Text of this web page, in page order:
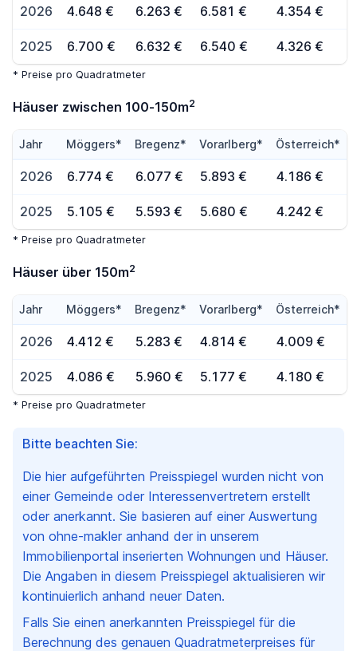
Bitte beachten Sie:
Die hier aufgeführten Preisspiegel wurden nicht von
einer Gemeinde oder Interessenvertretern erstellt
oder anerkannt. Sie basieren auf einer Auswertung
von ohne-makler anhand der in unserem
Immobilienportal inserierten Wohnungen und Häuser.
Die Angaben in diesem Preisspiegel aktualisieren wir
kontinuierlich anhand neuer Daten.
Falls Sie einen anerkannten Preisspiegel für die
Berechnung des genauen Quadratmeterpreises für
2026 4.648 € 6.263 € 6.581 € 4.354 €
2025 6.700 € 6.632 € 6.540 € 4.326 €
* Preise pro Quadratmeter
Häuser zwischen 100-150m2
Jahr Möggers* Bregenz* Vorarlberg* Österreich*
2026 6.774 € 6.077 € 5.893 € 4.186 €
2025 5.105 € 5.593 € 5.680 € 4.242 €
* Preise pro Quadratmeter
Häuser über 150m2
Jahr Möggers* Bregenz* Vorarlberg* Österreich*
2026 4.412 € 5.283 € 4.814 € 4.009 €
2025 4.086 € 5.960 € 5.177 € 4.180 €
* Preise pro Quadratmeter